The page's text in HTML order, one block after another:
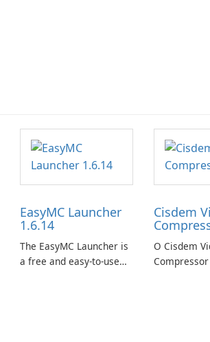
EasyMC Launcher
1.6.14
The EasyMC Launcher is
a free and easy-to-use
Cisdem
O Cisdem